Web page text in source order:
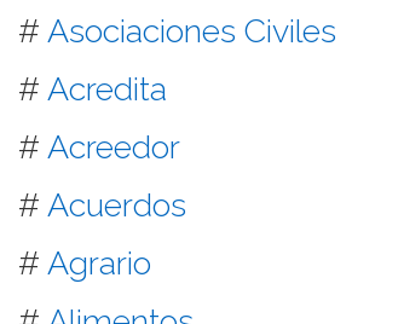
# Asociaciones Civiles
# Acredita
# Acreedor
# Acuerdos
# Agrario